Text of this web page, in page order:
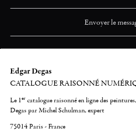
Edgar Degas
CATALOGUE RAISONNÉ
Le 1er catalogue raisonné en ligne des
Degas par Michel Schulman, expert
75014 Paris - France